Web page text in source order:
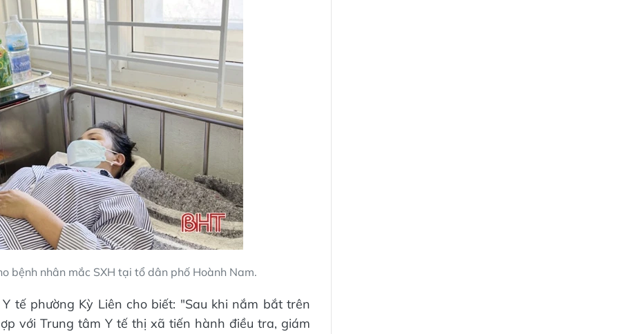
bệnh nhân mắc SXH tại tổ dân phố Hoành Nam.
tế phường Kỳ Liên cho biết: "Sau khi nắm bắt trên
với Trung tâm Y tế thị xã tiến hành điều tra, giám